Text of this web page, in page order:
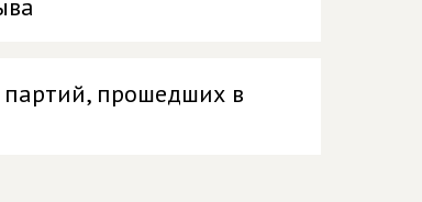
прошедших в